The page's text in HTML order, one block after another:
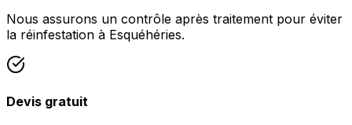
Nous assurons un contrôle après traitement pour éviter
la réinfestation à Esquéhéries.
Devis gratuit